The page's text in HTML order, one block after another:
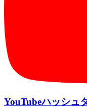
YouTubeハッシュ